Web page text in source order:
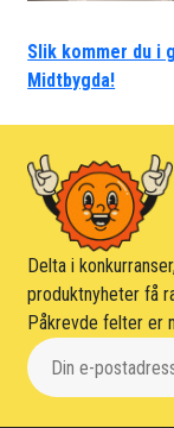
Slik kommer du i
Midtbygda!
Delta i
produktnyheter få
Påkrevde felter er